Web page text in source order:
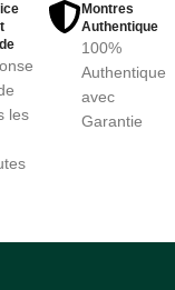
les
Montres
Authentique
100%
Authentique
avec
Garantie